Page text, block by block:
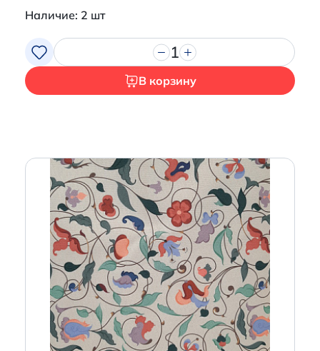
Наличие: 2 шт
1
В корзину